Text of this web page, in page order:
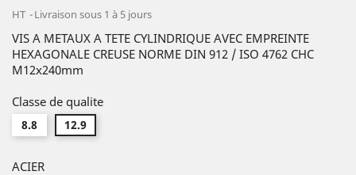
HT Livraison sous 1 à 5 jours
VIS A METAUX A TETE CYLINDRIQUE AVEC EMPREINTE
HEXAGONALE CREUSE NORME DIN 912 / ISO 4762 CHC
M12x240mm
Classe de qualite
8.8 12.9
ACIER